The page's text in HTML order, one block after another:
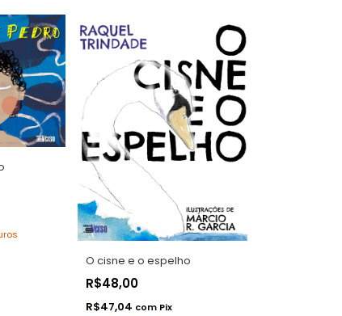
O cisne e o espelho
R$48,00
R$47,04 com Pix